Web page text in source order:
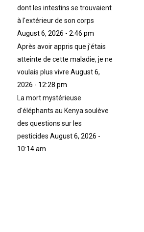
Devoir de Mémoire : Le sens
caché de la croix Ansée, (la
croix Ansée est mathématique,
elle vient de la géométrisation
de la loi par le choc des forces
opposées (principes
d’Horus/Seth) dans notre
univers); « Nous connaissons
cette loi de l’Univers parce
qu’elle est interne à notre
esprit à un niveau
métaphysique; et sa
manifestation, externe et
physique, que nous
dont les intestins se trouvaient
à l'extérieur de son corps
August 6, 2026 - 2:46 pm
Après avoir appris que j'étais
atteinte de cette maladie, je ne
voulais plus vivre August 6,
2026 - 12:28 pm
La mort mystérieuse
d'éléphants au Kenya soulève
des questions sur les
pesticides August 6, 2026 -
10:14 am